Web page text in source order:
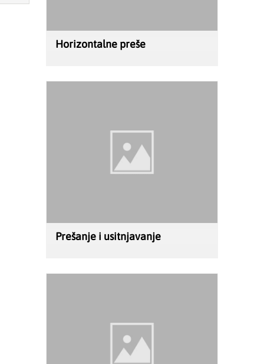
Horizontalne preše
Prešanje i usitnjavanje
Kupujte